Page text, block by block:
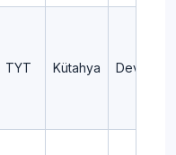
TYT Kütahya Devlet